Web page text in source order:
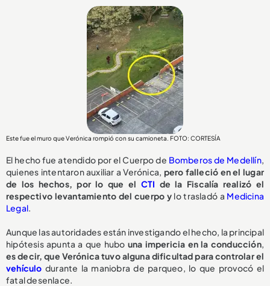
Este fue el muro que Verónica rompió con su camioneta. FOTO: CORTESÍA
El hecho fue atendido por el Cuerpo de Bomberos de Medellín,
quienes intentaron auxiliar a Verónica, pero falleció en el lugar
de los hechos, por lo que el CTI de la Fiscalía realizó el
respectivo levantamiento del cuerpo y lo trasladó a Medicina
Legal.
Aunque las autoridades están investigando el hecho, la principal
hipótesis apunta a que hubo una impericia en la conducción,
es decir, que Verónica tuvo alguna dificultad para controlar el
vehículo durante la maniobra de parqueo, lo que provocó el
fatal desenlace.